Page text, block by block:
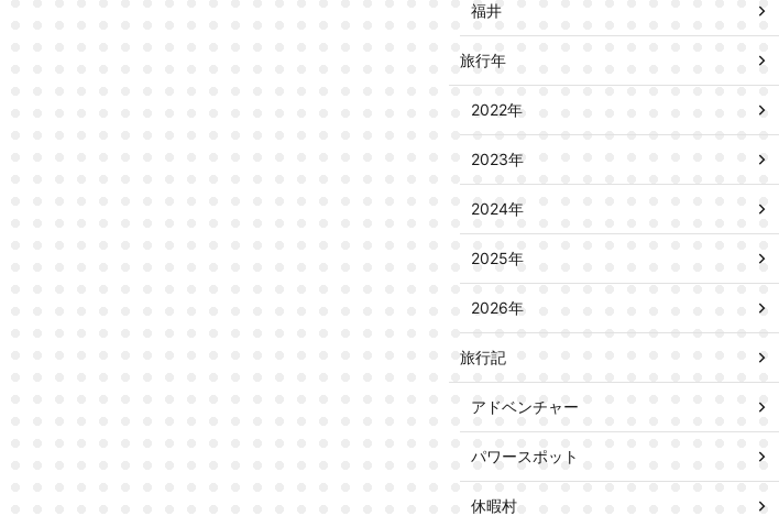
福井
旅行年
2022年
2023年
2024年
2025年
2026年
旅行記
アドベンチャー
パワースポット
休暇村